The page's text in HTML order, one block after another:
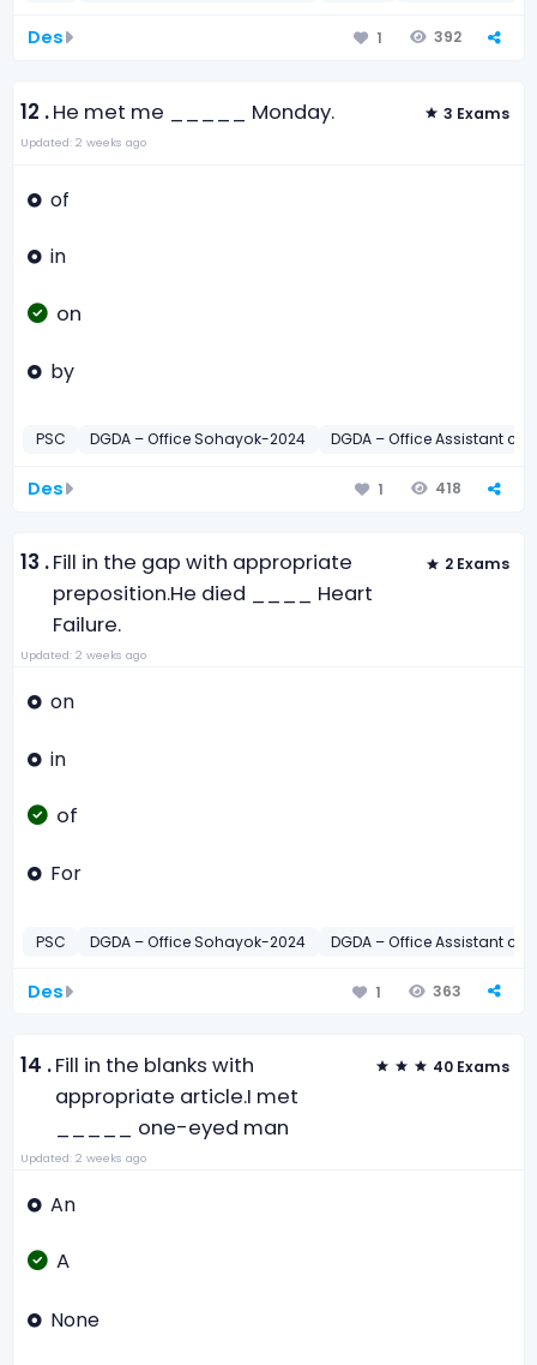
Des 1 392
12 .He met me _____ Monday. 3 Exams
Updated: 2 weeks ago
of
in
on
by
PSC DGDA – Office Sohayok-2024 DGDA – Office Assistant
Des 1 418
13 .Fill in the gap with appropriate
preposition.He died ____ Heart
Failure.
2 Exams
Updated: 2 weeks ago
on
in
of
For
PSC DGDA – Office Sohayok-2024 DGDA – Office Assistant
Des 1 363
14 .Fill in the blanks with
appropriate article.I met
_____ one-eyed man
40 Exams
Updated: 2 weeks ago
An
A
None